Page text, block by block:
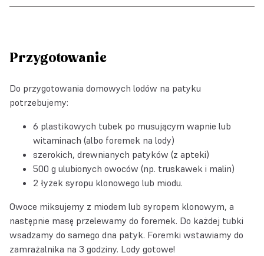
Przygotowanie
Do przygotowania domowych lodów na patyku
potrzebujemy:
6 plastikowych tubek po musującym wapnie lub
witaminach (albo foremek na lody)
szerokich, drewnianych patyków (z apteki)
500 g ulubionych owoców (np. truskawek i malin)
2 łyżek syropu klonowego lub miodu.
Owoce miksujemy z miodem lub syropem klonowym, a
następnie masę przelewamy do foremek. Do każdej tubki
wsadzamy do samego dna patyk. Foremki wstawiamy do
zamrażalnika na 3 godziny. Lody gotowe!